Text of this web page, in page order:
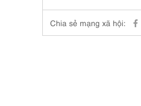
Chia sẻ mạng xã hội: